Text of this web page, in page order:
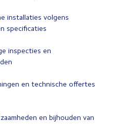
installaties volgens
specificaties
inspecties en
en technische offertes
en bijhouden van